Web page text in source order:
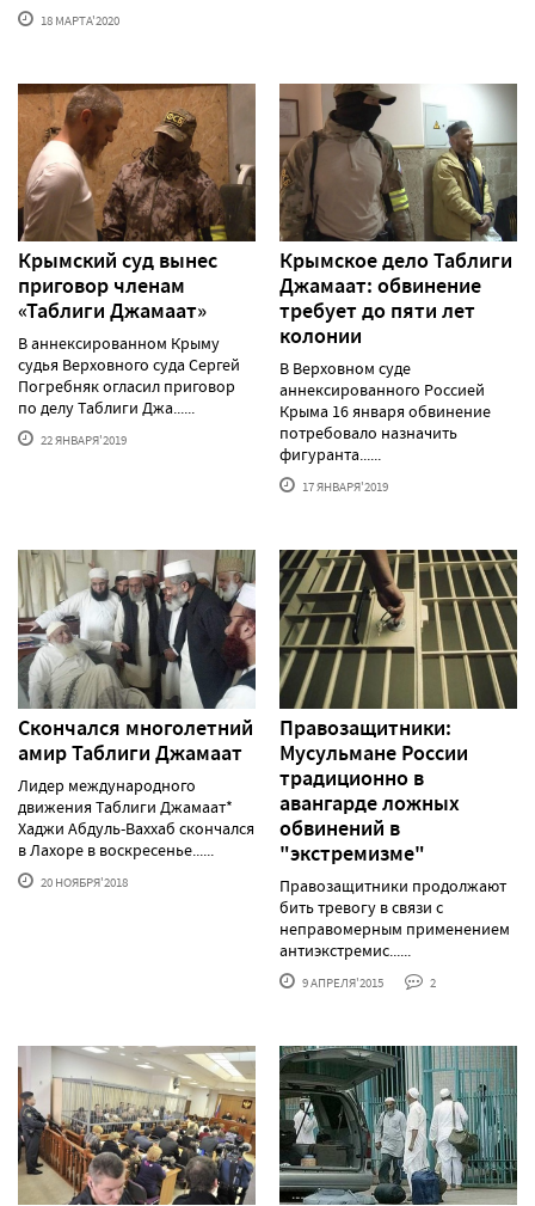
18 МАРТА'2020
Крымский суд вынес
приговор членам
«Таблиги Джамаат»
В аннексированном Крыму
судья Верховного суда Сергей
Погребняк огласил приговор
по делу Таблиги Джа......
22 ЯНВАРЯ'2019
Крымское дело Таблиги
Джамаат: обвинение
требует до пяти лет
колонии
В Верховном суде
аннексированного Россией
Крыма 16 января обвинение
потребовало назначить
фигуранта......
17 ЯНВАРЯ'2019
Скончался многолетний
амир Таблиги Джамаат
Лидер международного
движения Таблиги Джамаат*
Хаджи Абдуль-Ваххаб скончался
в Лахоре в воскресенье......
20 НОЯБРЯ'2018
Правозащитники:
Мусульмане России
традиционно в
авангарде ложных
обвинений в
"экстремизме"
Правозащитники продолжают
бить тревогу в связи с
неправомерным применением
антиэкстремис......
9 АПРЕЛЯ'2015 2